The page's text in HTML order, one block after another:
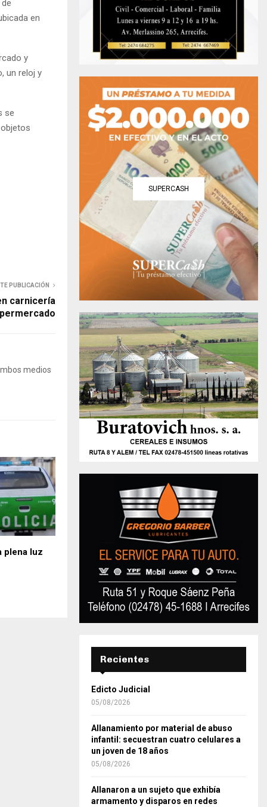
en
y
un reloj y
se
PUBLICACIÓN
carnicería
medios
plena luz
SUPERCASH
Recientes
Edicto Judicial
05/08/2026
Allanamiento por material de abuso
infantil: secuestran cuatro celulares a
un joven de 18 años
05/08/2026
Allanaron a un sujeto que exhibía
armamento y disparos en redes